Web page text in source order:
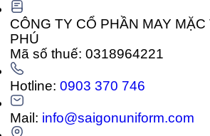
CÔNG TY CỔ PHẦN MAY MẶC
PHÚ
Mã số thuế: 0318964221
Hotline:0903 370 746
Mail: info@saigonuniform.com